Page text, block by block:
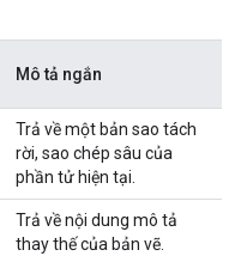
Mô tả ngắn
Trả về một bản sao tách
rời, sao chép sâu của
phần tử hiện tại.
Trả về nội dung mô tả
thay thế của bản vẽ.